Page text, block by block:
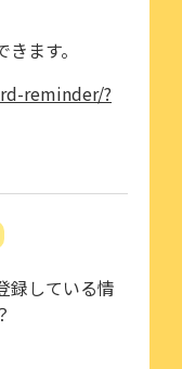
ます。
reminder/?
録している情